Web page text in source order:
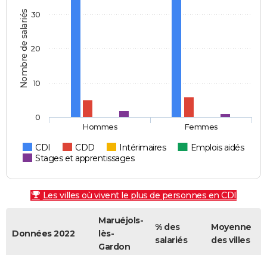
Nombre de salariés
CDI CDD Intérimaires
Emplois aidés
Stages et apprentissages
Hommes Femmes
0
10
20
30
Les villes où vivent le plus de personnes en CDI
Données 2022
Maruéjols-
lès-
Gardon
% des
salariés
Moyenne
des villes